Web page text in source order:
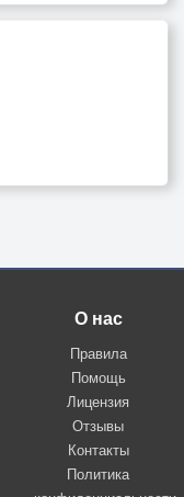
О нас
Правила
Помощь
Лицензия
Отзывы
Контакты
Политика